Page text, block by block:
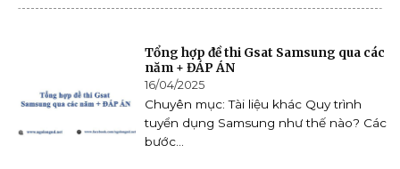
Tổng hợp đề thi Gsat Samsung qua các
năm + ĐÁP ÁN
16/04/2025
Chuyên mục: Tài liệu khác Quy trình
tuyển dụng Samsung như thế nào? Các
bước...